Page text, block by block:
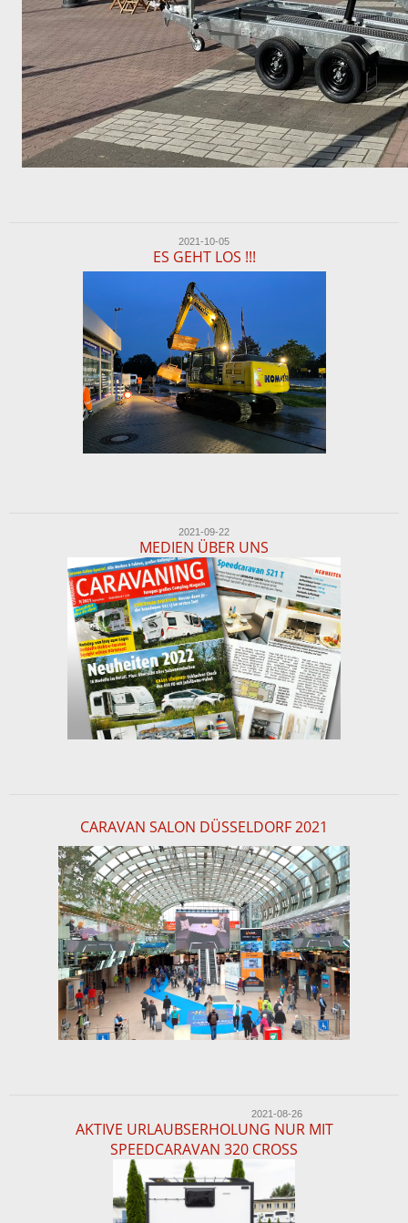
2021-10-05
ES GEHT LOS !!!
2021-09-22
MEDIEN ÜBER UNS
CARAVAN SALON DÜSSELDORF 2021
2021-08-26
AKTIVE URLAUBSERHOLUNG NUR MIT
SPEEDCARAVAN 320 CROSS